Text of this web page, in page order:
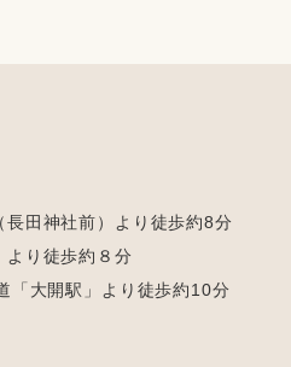
田神社前）より徒歩約8分
より徒歩約８分
「大開駅」より徒歩約10分